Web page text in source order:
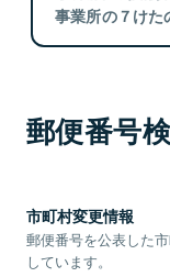
事業所の７けた
郵便番号
市町村変更情報
郵便番号を公表した
しています。